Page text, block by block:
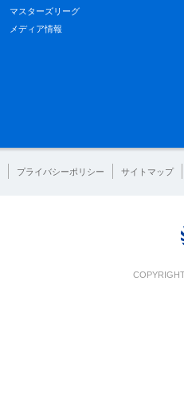
マスターズリーグ
メディア情報
プライバシーポリシー サイトマップ